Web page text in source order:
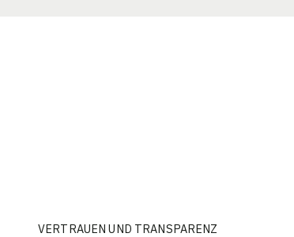
VERTRAUEN UND TRANSPARENZ